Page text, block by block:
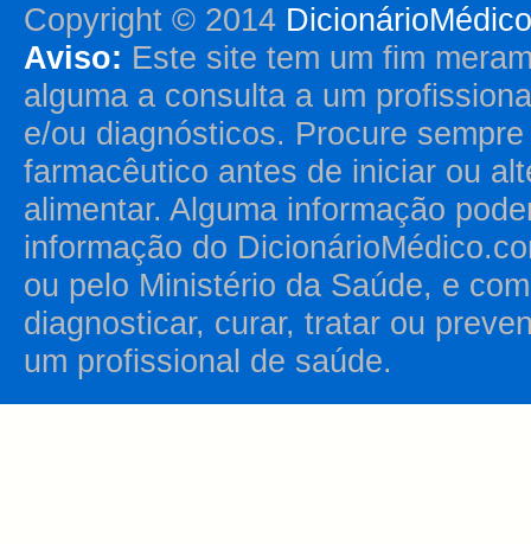
Copyright © 2014
Aviso: Este site tem um fim
alguma a consulta a um
e/ou diagnósticos. Procure
farmacêutico antes de iniciar ou
alimentar. Alguma informação
informação do
ou pelo Ministério da Saúde, e
diagnosticar, curar, tratar ou
um profissional de saúde.